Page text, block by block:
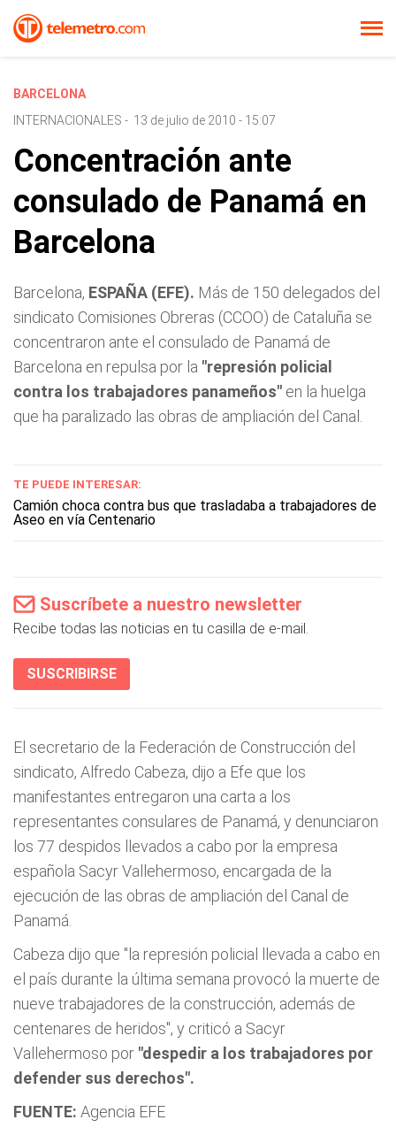
BARCELONA
INTERNACIONALES - 13 de julio de 2010 - 15:07
Concentración ante
consulado de Panamá en
Barcelona
Barcelona, ESPAÑA (EFE). Más de 150 delegados del
sindicato Comisiones Obreras (CCOO) de Cataluña se
concentraron ante el consulado de Panamá de
Barcelona en repulsa por la "represión policial
contra los trabajadores panameños" en la huelga
que ha paralizado las obras de ampliación del Canal.
TE PUEDE INTERESAR:
Camión choca contra bus que trasladaba a trabajadores de
Aseo en vía Centenario
Suscríbete a nuestro newsletter
Recibe todas las noticias en tu casilla de e-mail.
SUSCRIBIRSE
El secretario de la Federación de Construcción del
sindicato, Alfredo Cabeza, dijo a Efe que los
manifestantes entregaron una carta a los
representantes consulares de Panamá, y denunciaron
los 77 despidos llevados a cabo por la empresa
española Sacyr Vallehermoso, encargada de la
ejecución de las obras de ampliación del Canal de
Panamá.
Cabeza dijo que "la represión policial llevada a cabo en
el país durante la última semana provocó la muerte de
nueve trabajadores de la construcción, además de
centenares de heridos", y criticó a Sacyr
Vallehermoso por "despedir a los trabajadores por
defender sus derechos".
FUENTE: Agencia EFE